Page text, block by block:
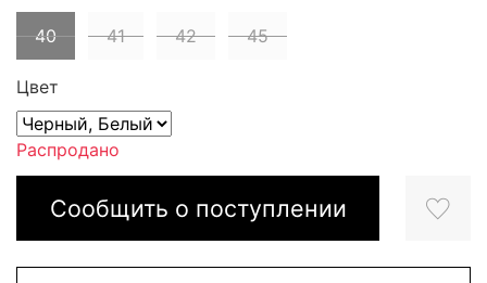
Сообщить о поступлении
40 41 42 45
Цвет
Распродано